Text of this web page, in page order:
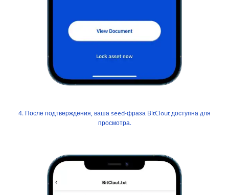
4. После подтверждения, ваша seed-фраза BitClout доступна для
просмотра.